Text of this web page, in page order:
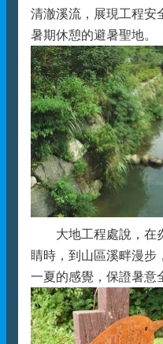
清澈溪流，展現工程安
暑期休憩的避暑聖地。
大地工程處說，在
睛時，到山區溪畔漫步
一夏的感覺，保證暑意